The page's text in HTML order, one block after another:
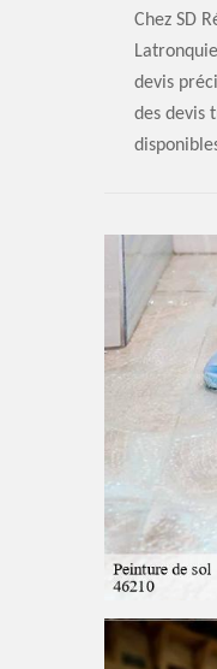
Chez SD
devis
des devis